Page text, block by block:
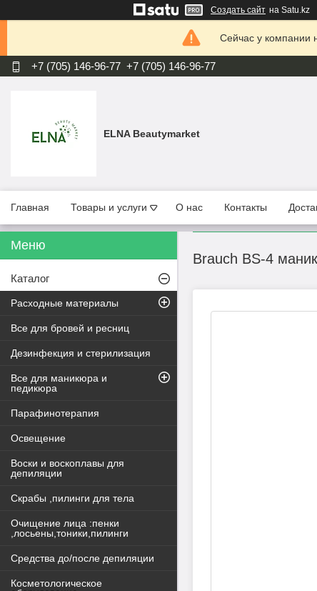
Создать сайт на Satu.kz
Сейчас у компании
+7 (705) 146-96-77 +7 (705) 146-96-77
ELNA Beautymarket
Главная Товары и услуги О нас Контакты
Brauch BS-4
Каталог
Расходные материалы
Все для бровей и ресниц
Дезинфекция и стерилизация
Все для маникюра и
педикюра
Парафинотерапия
Освещение
Воски и воскоплавы для
депиляции
Скрабы ,пилинги для тела
Очищение лица :пенки
,лосьены,тоники,пилинги
Средства до/после депиляции
Косметологическое